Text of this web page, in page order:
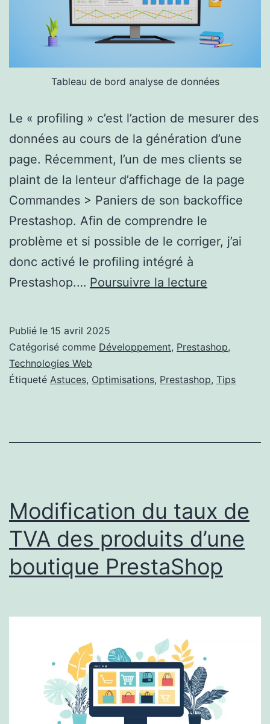
Tableau de bord analyse de données
Le « profiling » c’est l’action de mesurer des
données au cours de la génération d’une
page. Récemment, l’un de mes clients se
plaint de la lenteur d’affichage de la page
Commandes > Paniers de son backoffice
Prestashop. Afin de comprendre le
problème et si possible de le corriger, j’ai
donc activé le profiling intégré à
Prestashop.… Poursuivre la lecture
Publié le 15 avril 2025
Catégorisé comme Développement, Prestashop,
Technologies Web
Étiqueté Astuces, Optimisations, Prestashop, Tips
Modification du taux de
TVA des produits d’une
boutique PrestaShop